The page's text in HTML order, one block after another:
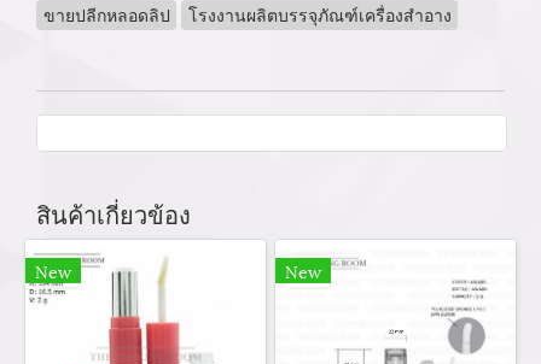
ขายปลีกหลอดลิป
โรงงานผลิตบรรจุภัณฑ์เครื่องสำอาง
สินค้าเกี่ยวข้อง
New New